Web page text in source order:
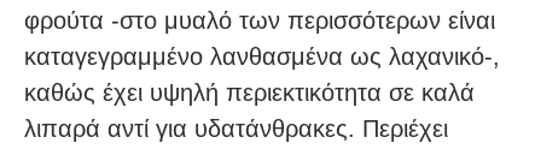
φρούτα -στο μυαλό των περισσότερων είναι
καταγεγραμμένο λανθασμένα ως λαχανικό-,
καθώς έχει υψηλή περιεκτικότητα σε καλά
λιπαρά αντί για υδατάνθρακες. Περιέχει